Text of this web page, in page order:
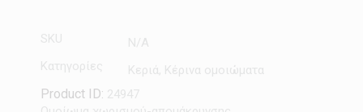
SKU
N/A
Κατηγορίες
Κεριά, Κέρινα ομοιώματα
Product ID: 24947